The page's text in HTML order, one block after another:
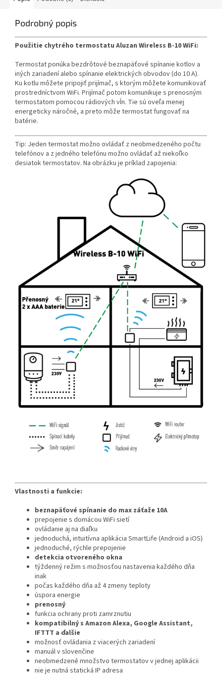
Podrobný popis
Použitie chytrého termostatu Aluzan Wireless B-10 WiFi:
Termostat ponúka bezdrôtové beznapäťové spínanie kotlov a
iných zariadení alebo spínanie elektrických obvodov (do 10 A).
Ku kotlu môžete pripojiť prijímač, s ktorým môžete komunikovať
prostredníctvom WiFi. Prijímač potom komunikuje s prenosným
termostatom pomocou rádiových vĺn. Tie sú oveľa menej
energeticky náročné, a preto môže termostat fungovať na
batérie.
Tip: Jeden termostat možno ovládať z neobmedzeného počtu
telefónov a z jedného telefónu možno ovládať až niekoľko
desiatok termostatov. Na obrázku je príklad zapojenia:
Vlastnosti a funkcie:
beznapäťové spínanie do max záťaže 10A
prepojenie s domácou WiFi sietí
ovládanie aj na diaľku
jednoduchá, intuitívna aplikácia SmartLife (Android a iOS)
jednoduché, rýchle prepojenie
detekcia otvoreného okna
týždenný režim s možnosťou nastavenia každého dňa
inak
počas každého dňa až 4 zmeny teploty
úspora energie
prenosný
funkcia ochrany proti zamrznutiu
kompatibilný s Amazon Alexa, Google Assistant,
IFTTT a ďalšie
možnosť ovládania z viacerých zariadení
manuál v slovenčine
neobmedzené množstvo termostatov v jednej aplikácii
nie je nutná statická IP adresa